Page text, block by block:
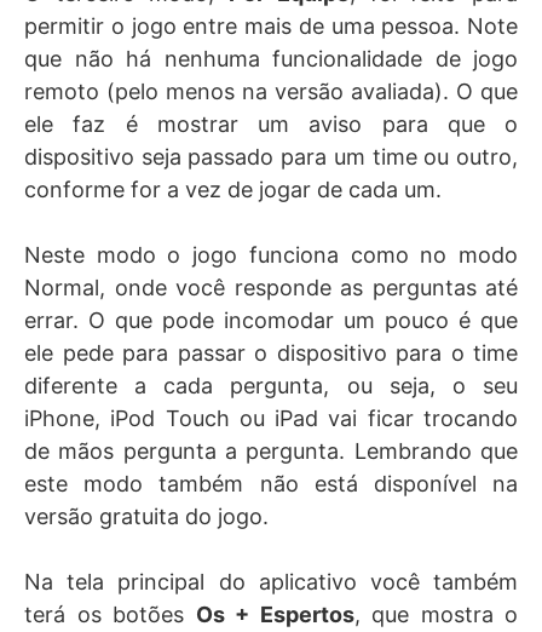
permitir o jogo entre mais de uma pessoa. Note
que não há nenhuma funcionalidade de jogo
remoto (pelo menos na versão avaliada). O que
ele faz é mostrar um aviso para que o
dispositivo seja passado para um time ou outro,
conforme for a vez de jogar de cada um.
Neste modo o jogo funciona como no modo
Normal, onde você responde as perguntas até
errar. O que pode incomodar um pouco é que
ele pede para passar o dispositivo para o time
diferente a cada pergunta, ou seja, o seu
iPhone, iPod Touch ou iPad vai ficar trocando
de mãos pergunta a pergunta. Lembrando que
este modo também não está disponível na
versão gratuita do jogo.
Na tela principal do aplicativo você também
terá os botões Os + Espertos, que mostra o